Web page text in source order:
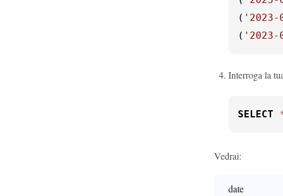
( '2023-
( '2023-
Interroga la
SELECT
Vedrai:
date